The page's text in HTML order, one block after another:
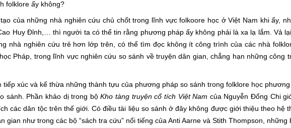
folklore ấy không?
những nhà nghiên cứu chủ chốt trong lĩnh vực folkoore học ở Việt Nam khi ấy,
Huy Đỉnh,… thì người ta có thể tin rằng phương pháp ấy không phải là xa lạ lắm. Vả
nhà nghiên cứu trẻ hơn lớp trên, có thể tìm đọc không ít công trình của các nhà
Pháp, trong lĩnh vực nghiên cứu so sánh về truyện dân gian, chẳng hạn những công
và kế thừa những thành tựu của phương pháp so sánh trong folklore học
sánh. Phần khảo dị trong bộKho tàng truyện cổ tích Việt Nam của Nguyễn Đổng Chi
các dân tộc trên thế giới. Có điều tài liệu so sánh ở đây không được giới thiệu theo hệ
gian như trong các bộ “sách tra cứu” nổi tiếng của Anti Aarne và Stith Thompson, những